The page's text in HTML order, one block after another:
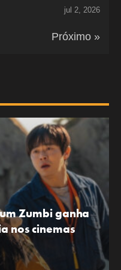
jul 2, 2026
Próximo »
Zumbi ganha
nos cinemas